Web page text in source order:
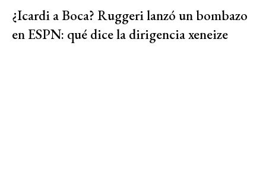
¿Icardi a Boca? Ruggeri lanzó un bombazo
en ESPN: qué dice la dirigencia xeneize